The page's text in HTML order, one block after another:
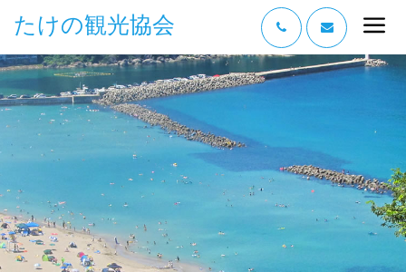
たけの観光協会
“たけの” の魅力
過ごし方
みどころ
泊まる